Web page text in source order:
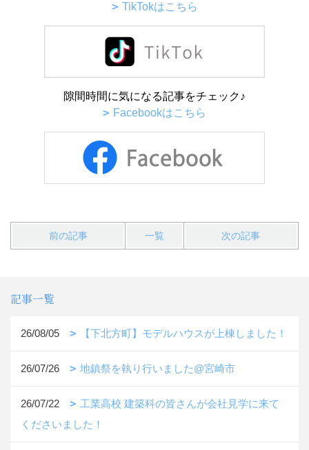
TikTokはこちら
隙間時間に気になる記事をチェック♪
Facebookはこちら
前の記事 一覧 次の記事
記事一覧
26/08/05 【下北方町】モデルハウスが上棟しました！
26/07/26 地鎮祭を執り行いました@宮崎市
26/07/22
工業高校 建築科の皆さんが会社見学に来て
くださいました！